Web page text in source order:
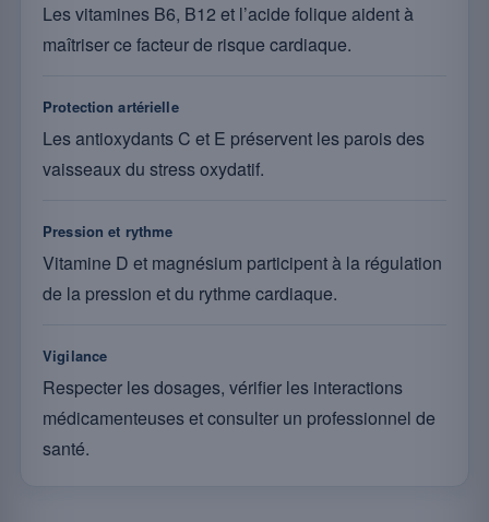
Les vitamines B6, B12 et l’acide folique aident à
maîtriser ce facteur de risque cardiaque.
Protection artérielle
Les antioxydants C et E préservent les parois des
vaisseaux du stress oxydatif.
Pression et rythme
Vitamine D et magnésium participent à la régulation
de la pression et du rythme cardiaque.
Vigilance
Respecter les dosages, vérifier les interactions
médicamenteuses et consulter un professionnel de
santé.